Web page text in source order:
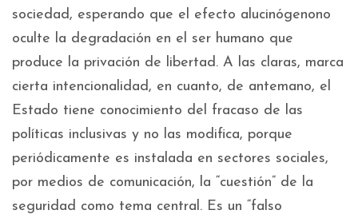
sociedad, esperando que el efecto alucinógenono
oculte la degradación en el ser humano que
produce la privación de libertad. A las claras, marca
cierta intencionalidad, en cuanto, de antemano, el
Estado tiene conocimiento del fracaso de las
políticas inclusivas y no las modifica, porque
periódicamente es instalada en sectores sociales,
por medios de comunicación, la “cuestión” de la
seguridad como tema central. Es un “falso